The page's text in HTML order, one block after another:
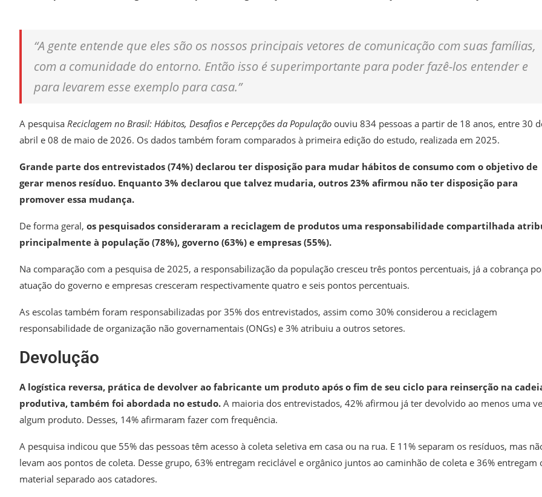
“A gente entende que eles são os nossos principais vetores de comunicação com suas famílias,
com a comunidade do entorno. Então isso é superimportante para poder fazê-los entender e
para levarem esse exemplo para casa.”
A pesquisa Reciclagem no Brasil: Hábitos, Desafios e Percepções da População ouviu 834 pessoas a partir de 18 anos, entre 30
abril e 08 de maio de 2026. Os dados também foram comparados à primeira edição do estudo, realizada em 2025.
Grande parte dos entrevistados (74%) declarou ter disposição para mudar hábitos de consumo com o objetivo de
gerar menos resíduo. Enquanto 3% declarou que talvez mudaria, outros 23% afirmou não ter disposição para
promover essa mudança.
De forma geral, os pesquisados consideraram a reciclagem de produtos uma responsabilidade compartilhada
principalmente à população (78%), governo (63%) e empresas (55%).
Na comparação com a pesquisa de 2025, a responsabilização da população cresceu três pontos percentuais, já a cobrança
atuação do governo e empresas cresceram respectivamente quatro e seis pontos percentuais.
As escolas também foram responsabilizadas por 35% dos entrevistados, assim como 30% considerou a reciclagem
responsabilidade de organização não governamentais (ONGs) e 3% atribuiu a outros setores.
Devolução
A logística reversa, prática de devolver ao fabricante um produto após o fim de seu ciclo para reinserção na
produtiva, também foi abordada no estudo. A maioria dos entrevistados, 42% afirmou já ter devolvido ao menos uma
algum produto. Desses, 14% afirmaram fazer com frequência.
A pesquisa indicou que 55% das pessoas têm acesso à coleta seletiva em casa ou na rua. E 11% separam os resíduos, mas
levam aos pontos de coleta. Desse grupo, 63% entregam reciclável e orgânico juntos ao caminhão de coleta e 36% entregam
material separado aos catadores.